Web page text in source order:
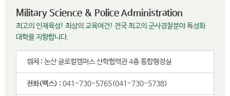
Military Science & Police Administration
최고의 인재육성! 최상의 교육여건! 전국 최고의 군사경찰분야 특성화
대학을 지향합니다.
위치 :논산 글로컬캠퍼스 산학협력관 4층 통합행정실
전화(팩스) :041-730-5765(041-730-5738)